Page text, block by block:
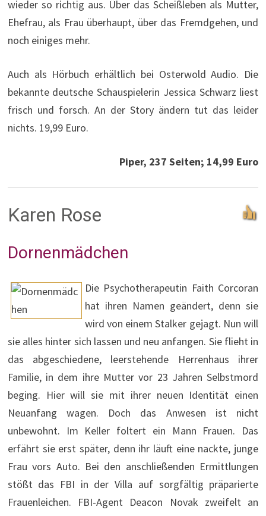
wieder so richtig aus. Über das Scheißleben als Mutter,
Ehefrau, als Frau überhaupt, über das Fremdgehen, und
noch einiges mehr.
Auch als Hörbuch erhältlich bei Osterwold Audio. Die
bekannte deutsche Schauspielerin Jessica Schwarz liest
frisch und forsch. An der Story ändern tut das leider
nichts. 19,99 Euro.
Piper, 237 Seiten; 14,99 Euro
Karen Rose
Dornenmädchen
Die Psychotherapeutin Faith Corcoran
hat ihren Namen geändert, denn sie
wird von einem Stalker gejagt. Nun will
sie alles hinter sich lassen und neu anfangen. Sie flieht in
das abgeschiedene, leerstehende Herrenhaus ihrer
Familie, in dem ihre Mutter vor 23 Jahren Selbstmord
beging. Hier will sie mit ihrer neuen Identität einen
Neuanfang wagen. Doch das Anwesen ist nicht
unbewohnt. Im Keller foltert ein Mann Frauen. Das
erfährt sie erst später, denn ihr läuft eine nackte, junge
Frau vors Auto. Bei den anschließenden Ermittlungen
stößt das FBI in der Villa auf sorgfältig präparierte
Frauenleichen. FBI-Agent Deacon Novak zweifelt an